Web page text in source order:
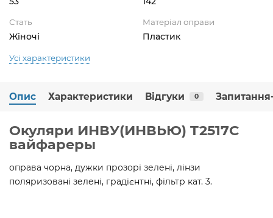
Стать
Жіночі
Матеріал оправи
Пластик
Усі характеристики
Опис Характеристики Відгуки 0
Окуляри ИНВУ(ИНВЬЮ) T2517C
вайфареры
оправа чорна, дужки прозорі зелені, лінзи
поляризовані зелені, градієнтні, фільтр кат. 3.